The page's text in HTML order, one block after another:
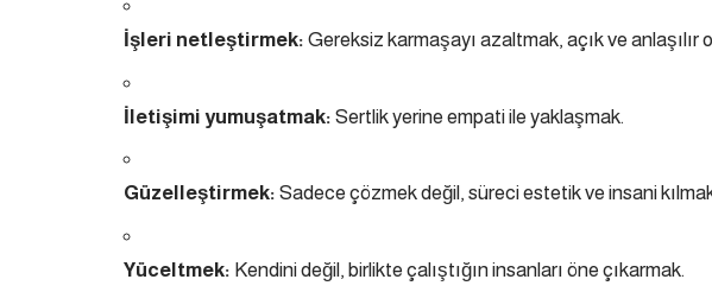
İşleri netleştirmek: Gereksiz karmaşayı azaltmak, açık ve anlaşılır
İletişimi yumuşatmak: Sertlik yerine empati ile yaklaşmak.
Güzelleştirmek: Sadece çözmek değil, süreci estetik ve insani
Yüceltmek: Kendini değil, birlikte çalıştığın insanları öne çıkarmak.